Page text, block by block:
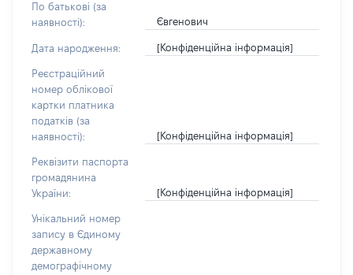
По батькові (за
наявності):
Євгенович
Дата народження: [Конфіденційна інформація]
Реєстраційний
номер облікової
картки платника
податків (за
наявності):
[Конфіденційна інформація]
Реквізити паспорта
громадянина
України:
[Конфіденційна інформація]
Унікальний номер
запису в Єдиному
державному
демографічному